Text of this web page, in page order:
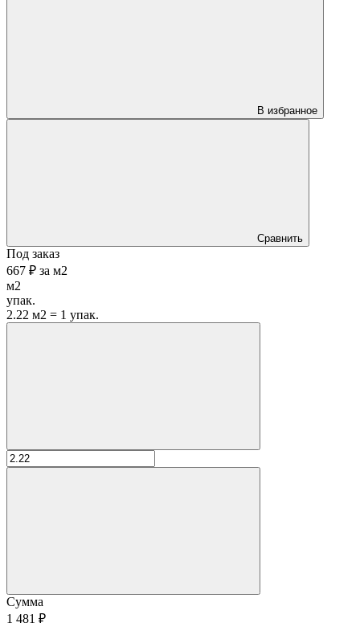
В избранное
Сравнить
Под заказ
667 ₽ за м2
м2
упак.
2.22 м2 = 1 упак.
Сумма
1 481 ₽